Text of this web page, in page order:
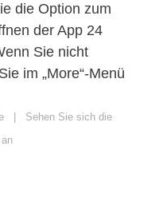
die Option zum
der App 24
Sie nicht
im „More“-Menü
Sehen Sie sich die